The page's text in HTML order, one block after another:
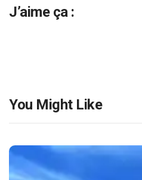
J’aime ça :
You Might Like